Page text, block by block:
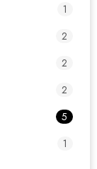
1
2
2
2
5
1